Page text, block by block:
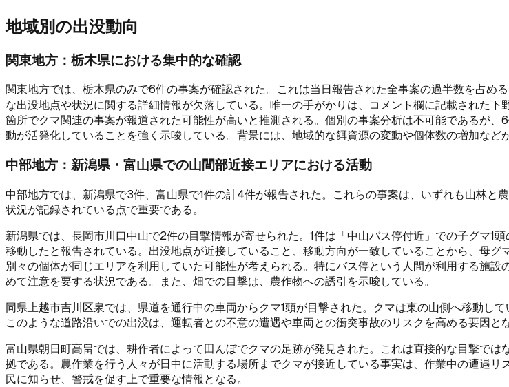
地域別の出没動向
関東地方：栃木県における集中的な確認
関東地方では、栃木県のみで6件の事案が確認された。これは当日報告された全事案の過半数を占
な出没地点や状況に関する詳細情報が欠落している。唯一の手がかりは、コメント欄に記載された
箇所でクマ関連の事案が報道された可能性が高いと推測される。個別の事案分析は不可能であるが
動が活発化していることを強く示唆している。背景には、地域的な餌資源の変動や個体数の増加など
中部地方：新潟県・富山県での山間部近接エリアにおける活動
中部地方では、新潟県で3件、富山県で1件の計4件が報告された。これらの事案は、いずれも山林
状況が記録されている点で重要である。
新潟県では、長岡市川口中山で2件の目撃情報が寄せられた。1件は「中山バス停付近」での子グマ1
移動したと報告されている。出没地点が近接していること、移動方向が一致していることから、母
別々の個体が同じエリアを利用していた可能性が考えられる。特にバス停という人間が利用する施
めて注意を要する状況である。また、畑での目撃は、農作物への誘引を示唆している。
同県上越市吉川区泉では、県道を通行中の車両からクマ1頭が目撃された。クマは東の山側へ移動し
このような道路沿いでの出没は、運転者との不意の遭遇や車両との衝突事故のリスクを高める要因とな
富山県朝日町高畠では、耕作者によって田んぼでクマの足跡が発見された。これは直接的な目撃で
拠である。農作業を行う人々が日中に活動する場所までクマが接近している事実は、作業中の遭遇
民に知らせ、警戒を促す上で重要な情報となる。